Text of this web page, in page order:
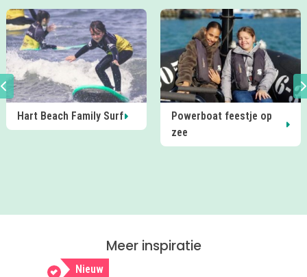
gratis.
Surf
Powerboat feestje op
zee
Zomer in de
Meer inspiratie
Nieuw